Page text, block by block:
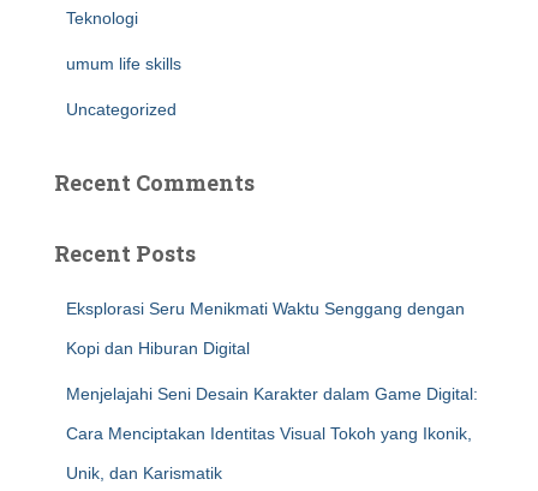
Teknologi
umum life skills
Uncategorized
Recent Comments
Recent Posts
Eksplorasi Seru Menikmati Waktu Senggang dengan
Kopi dan Hiburan Digital
Menjelajahi Seni Desain Karakter dalam Game Digital:
Cara Menciptakan Identitas Visual Tokoh yang Ikonik,
Unik, dan Karismatik